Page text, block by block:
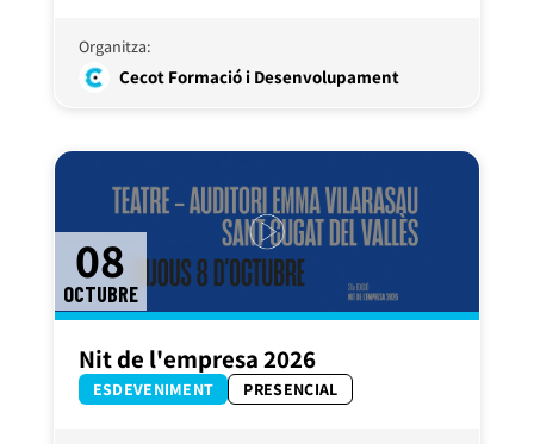
Organitza:
Cecot Formació i Desenvolupament
08
OCTUBRE
Nit de l'empresa 2026
ESDEVENIMENT PRESENCIAL